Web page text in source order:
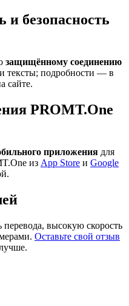
безопасность
защищённому соединению
тексты; подробности — в
сайте.
PROMT.One
приложения для
из App Store и Google
перевода, высокую скорость
Оставьте свой отзыв